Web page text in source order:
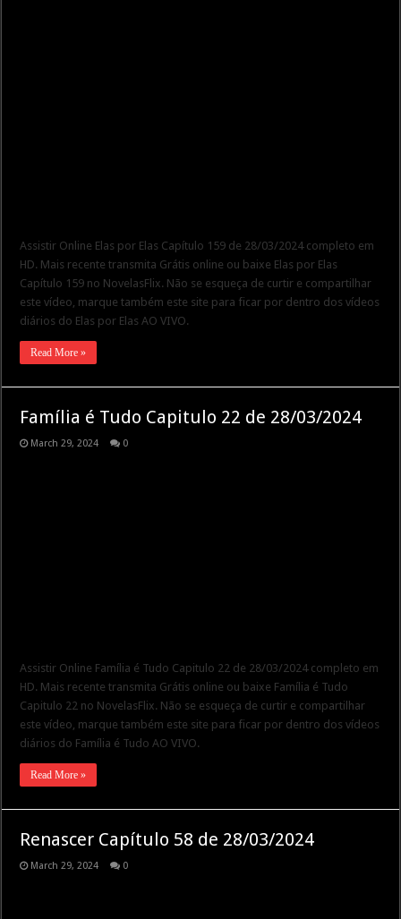
Assistir Online Elas por Elas Capítulo 159 de 28/03/2024 completo em
HD. Mais recente transmita Grátis online ou baixe Elas por Elas
Capítulo 159 no NovelasFlix. Não se esqueça de curtir e compartilhar
este vídeo, marque também este site para ficar por dentro dos vídeos
diários do Elas por Elas AO VIVO.
Read More »
Família é Tudo Capitulo 22 de 28/03/2024
March 29, 2024 0
Assistir Online Família é Tudo Capitulo 22 de 28/03/2024 completo em
HD. Mais recente transmita Grátis online ou baixe Família é Tudo
Capitulo 22 no NovelasFlix. Não se esqueça de curtir e compartilhar
este vídeo, marque também este site para ficar por dentro dos vídeos
diários do Família é Tudo AO VIVO.
Read More »
Renascer Capítulo 58 de 28/03/2024
March 29, 2024 0